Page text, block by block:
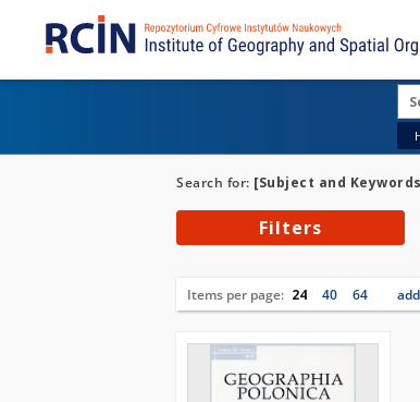
Search for: [Subject and
Filters
Items per page: 24 40 64